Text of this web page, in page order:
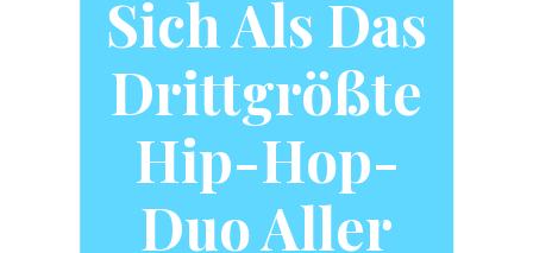
Sich Als Das
Drittgrößte
Hip-Hop-
Duo Aller